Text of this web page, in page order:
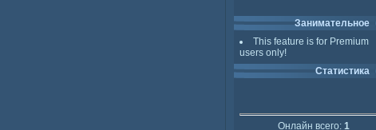
Занимательное
This feature is for Premium
users only!
Статистика
Онлайн всего: 1